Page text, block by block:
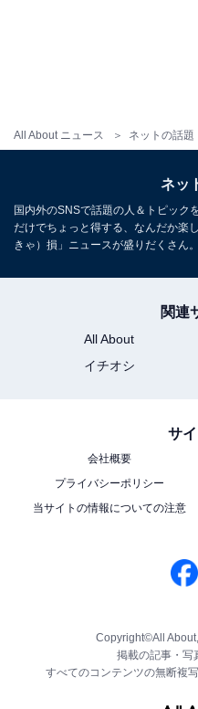
All About ニュース ネットの話題
ネッ
国内外のSNSで話題の人＆トピック
だけでちょっと得する、なんだか楽
きゃ）損」ニュースが盛りだくさん。
関連
All About
イチオシ
サ
会社概要
プライバシーポリシー
当サイトの情報についての注意
Copyright©All
掲載の記事・写
すべてのコンテンツの無断複